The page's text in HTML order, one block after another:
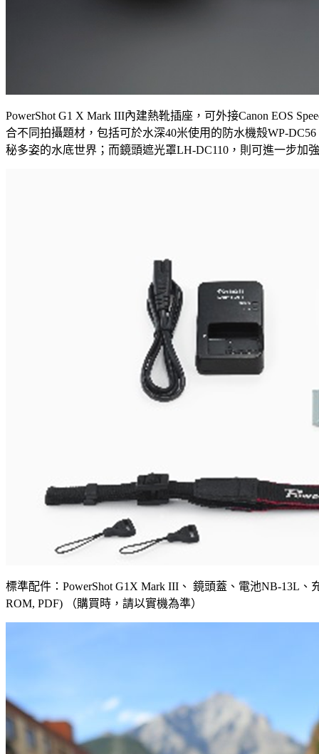
PowerShot G1 X Mark III內建熱靴插座，可外接Canon EOS
合不同拍攝題材，包括可於水深40米使用的防水機殼WP-
秘多姿的水底世界；而鏡頭遮光罩LH-DC110，則可進一步加
標準配件：PowerShot G1X Mark III、 鏡頭蓋、電池NB-13L
ROM, PDF) （購買時，請以實機為準）